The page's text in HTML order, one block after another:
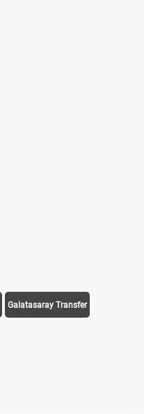
Galatasaray Transfer